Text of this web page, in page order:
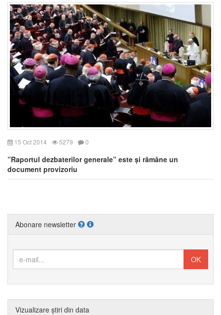
15 Oct 2014 5279 0
”Raportul dezbaterilor generale” este și rămâne un
document provizoriu
Abonare newsletter
Vizualizare știri din data